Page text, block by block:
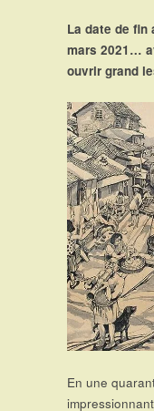
La date de fin
mars 2021…
ouvrir grand
En une